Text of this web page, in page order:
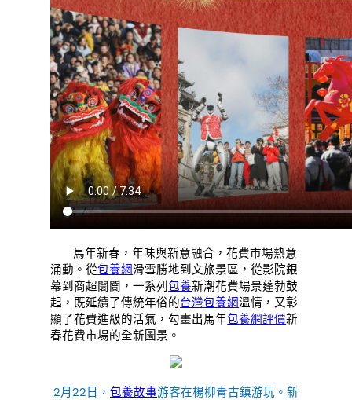
馬年新春，年味與新意融合，花費市場熱意
涌動。從包養網滑雪勝地到文旅景區，從影院銀
幕到商超闤闠，一系列包養新潮花費場景蓬勃鼓
起，既延續了傳統年俗的台灣包養網溫情，又彰
顯了花費進級的活氣，勾畫出馬年包養網評價新
春花費市場的全新圖景。
2月22日， 包養故事游客在楊柳青古鎮游玩。新